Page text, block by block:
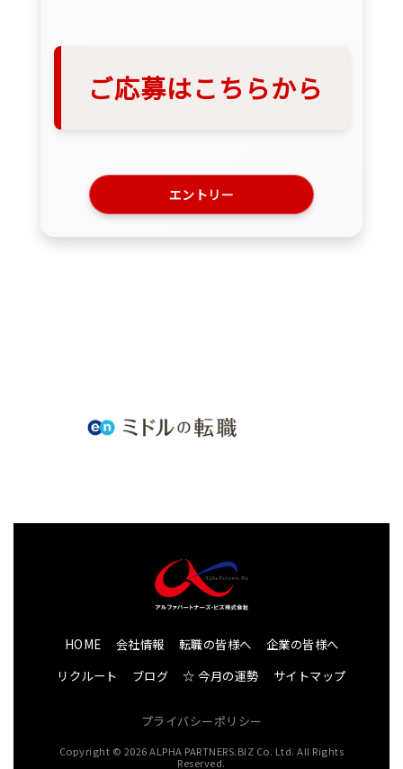
ご応募はこちらから
エントリー
HOME 会社情報 転職の皆様へ
企業の皆様へ
リクルート
ブログ ☆ 今月の運勢 サイトマップ
プライバシーポリシー
Copyright © 2026 ALPHA PARTNERS.BIZ Co. Ltd. All Rights
Reserved.